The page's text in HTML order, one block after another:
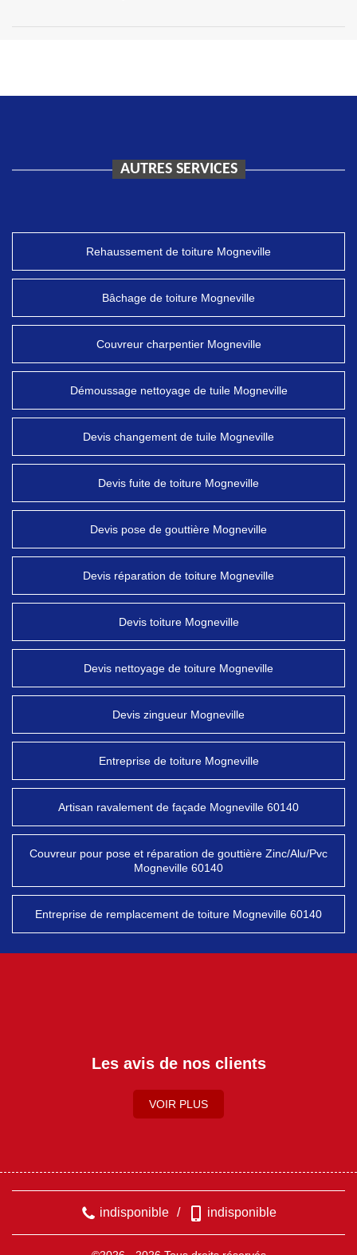
AUTRES SERVICES
Rehaussement de toiture Mogneville
Bâchage de toiture Mogneville
Couvreur charpentier Mogneville
Démoussage nettoyage de tuile Mogneville
Devis changement de tuile Mogneville
Devis fuite de toiture Mogneville
Devis pose de gouttière Mogneville
Devis réparation de toiture Mogneville
Devis toiture Mogneville
Devis nettoyage de toiture Mogneville
Devis zingueur Mogneville
Entreprise de toiture Mogneville
Artisan ravalement de façade Mogneville 60140
Couvreur pour pose et réparation de gouttière Zinc/Alu/Pvc
Mogneville 60140
Entreprise de remplacement de toiture Mogneville 60140
Les avis de nos clients
VOIR PLUS
indisponible / indisponible